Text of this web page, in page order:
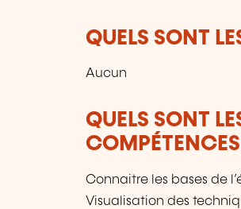
QUELS SONT
Aucun
QUELS SONT
COMPÉTENCES
Connaitre les bases de
Visualisation des